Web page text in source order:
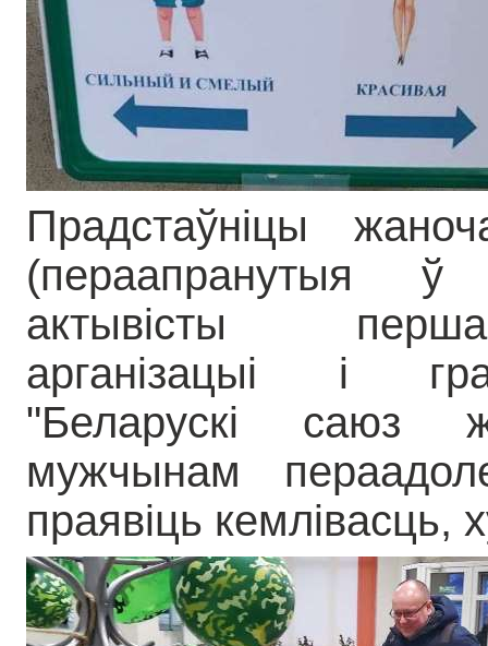
Прадстаўніцы
(пераапранутыя
актывісты
арганізацыі і
"Беларускі саюз
мужчынам
праявіць кемлівасць,